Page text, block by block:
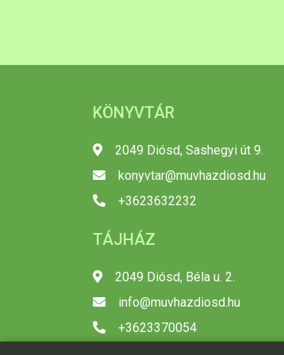
KÖNYVTÁR
2049 Diósd, Sashegyi út 9.
konyvtar@muvhazdiosd.hu
+3623632232
TÁJHÁZ
2049 Diósd, Béla u. 2.
info@muvhazdiosd.hu
+3623370054